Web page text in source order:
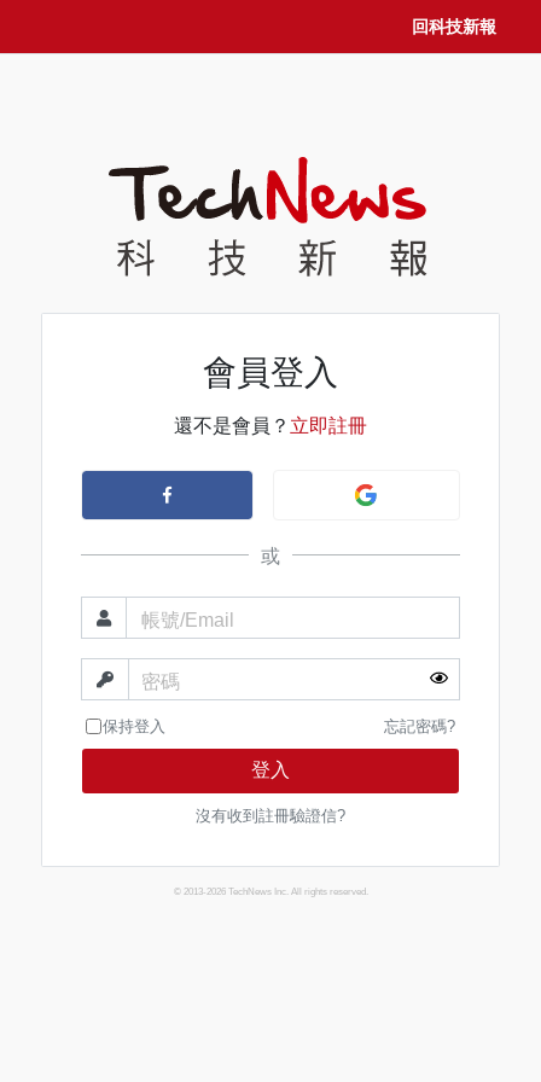
回科技新報
會員登入
還不是會員？ 立即註冊
或
帳號/Email
密碼
保持登入 忘記密碼?
登入
沒有收到註冊驗證信?
© 2013-2026 TechNews Inc. All rights reserved.